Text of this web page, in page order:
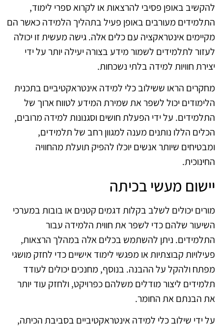
להקשיב באופן פסיבי להרצאות או לקרוא ספרי לימוד,
התלמידים מעורבים באופן פעיל בתהליך הלמידה כאשר הם
מקיימים אינטראקציה עם כלים אלה. גישה מעשית זו יכולה
לעזור לתלמידים לשמור מידע בצורה יעילה יותר על ידי
יצירת חוויות למידה בלתי נשכחות.
מחקרים הראו ששילוב כלי למידה אינטראקטיביים בתכנית
הלימודים יכול לשפר את שמירת המידע לטווח ארוך של
התלמידים. על ידי הפעלת חושים וסגנונות למידה מרובים,
הכלים הללו נותנים מענה למגוון רחב של תלמידים,
ומבטיחים שיותר אנשים יוכלו להפיק תועלת מהחוויה
החינוכית.
יישום מעשי בכיתה
מורים יכולים לשלב בקלות דגמים קטנים או בובות במערכי
השיעור שלהם כדי לשפר את חווית הלמידה עבור
התלמידים. ניתן להשתמש בכלים אלה במהלך הרצאות,
פעילויות קבוצתיות או מפגשי לימוד אישיים כדי לחזק מושגי
מפתח ולהקל על ההבנה. בנוסף, מחנכים יכולים לעודד
תלמידים ליצור מודלים משלהם כפרויקט, ולחזק עוד יותר
את הבנתם את החומר.
על ידי שילוב כלי למידה אינטראקטיביים בסביבת הכיתה,